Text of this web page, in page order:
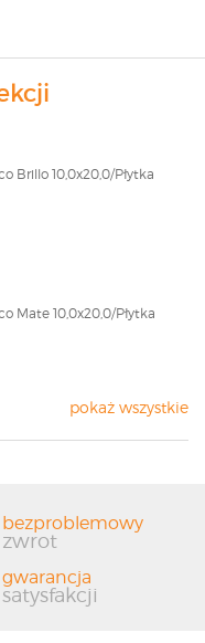
Stylowe i
ścianie coś
Unicolor,
Fabresy,
(zwłaszcza
najlepiej
to płytki
Blanco okazały
Fabresa
oferuje
Producenta. Jeżeli
Cię płytki
szybkiej
Brillo 10,0x20,0/Płytka
Mate 10,0x20,0/Płytka
pokaż wszystkie
bezproblemowy
zwrot
gwarancja
satysfakcji